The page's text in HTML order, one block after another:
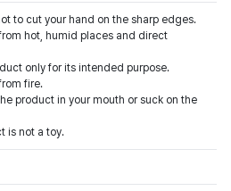
to cut your hand on the sharp edges.
hot, humid places and direct
only for its intended purpose.
fire.
product in your mouth or suck on the
is not a toy.